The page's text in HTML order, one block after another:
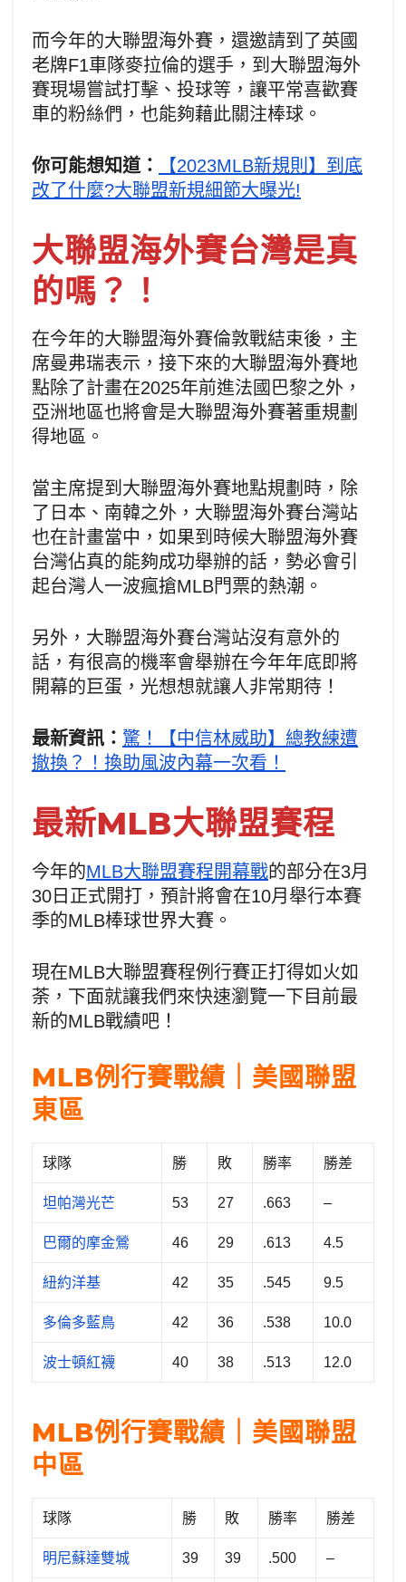
而今年的大聯盟海外賽，還邀請到了英國
老牌F1車隊麥拉倫的選手，到大聯盟海外
賽現場嘗試打擊、投球等，讓平常喜歡賽
車的粉絲們，也能夠藉此關注棒球。
你可能想知道：
【2023MLB新規則】到底
改了什麼?大聯盟新規細節大曝光!
大聯盟海外賽台灣是真
的嗎？！
在今年的大聯盟海外賽倫敦戰結束後，主
席曼弗瑞表示，接下來的大聯盟海外賽地
點除了計畫在2025年前進法國巴黎之外，
亞洲地區也將會是大聯盟海外賽著重規劃
得地區。
當主席提到大聯盟海外賽地點規劃時，除
了日本、南韓之外，大聯盟海外賽台灣站
也在計畫當中，如果到時候大聯盟海外賽
台灣佔真的能夠成功舉辦的話，勢必會引
起台灣人一波瘋搶MLB門票的熱潮。
另外，大聯盟海外賽台灣站沒有意外的
話，有很高的機率會舉辦在今年年底即將
開幕的巨蛋，光想想就讓人非常期待！
最新資訊： 驚！【中信林威助】總教練遭
撤換？！換助風波內幕一次看！
最新MLB大聯盟賽程
今年的MLB大聯盟賽程開幕戰的部分在3月
30日正式開打，預計將會在10月舉行本賽
季的MLB棒球世界大賽。
現在MLB大聯盟賽程例行賽正打得如火如
荼，下面就讓我們來快速瀏覽一下目前最
新的MLB戰績吧！
MLB例行賽戰績｜美國聯盟
東區
球隊 勝 敗 勝率 勝差
坦帕灣光芒 53 27 .663 –
巴爾的摩金鶯 46 29 .613 4.5
紐約洋基 42 35 .545 9.5
多倫多藍鳥 42 36 .538 10.0
波士頓紅襪 40 38 .513 12.0
MLB例行賽戰績｜美國聯盟
中區
球隊 勝 敗 勝率 勝差
明尼蘇達雙城 39 39 .500 –